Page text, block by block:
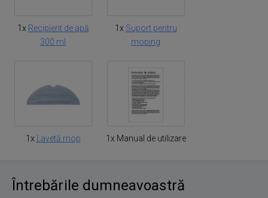
1x Recipient de apă
300 ml
1x Suport pentru
moping
1x Lavetă mop 1x Manual de utilizare
Întrebările dumneavoastră